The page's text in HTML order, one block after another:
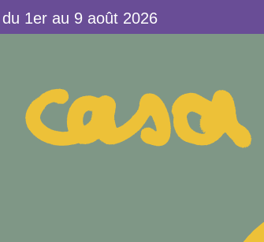
1er au 9 août 2026